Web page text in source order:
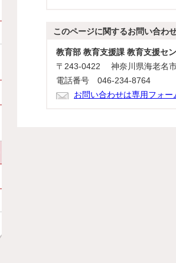
このページに関するお問い合わ
教育部 教育支援課 教育支援セ
〒243-0422 神奈川県海老名
電話番号 046-234-8764
お問い合わせは専用フォー